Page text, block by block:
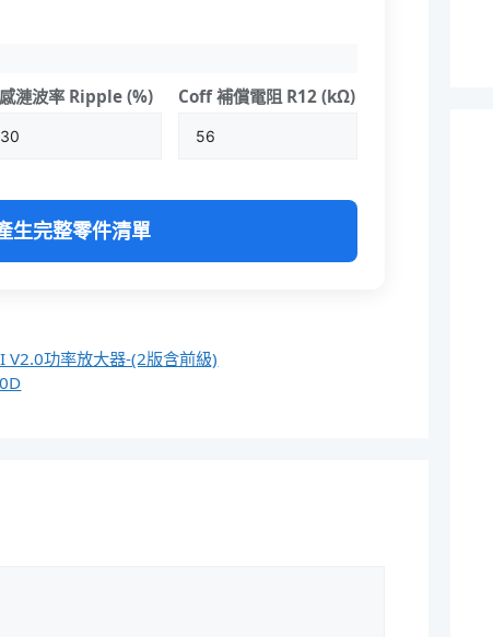
漣波率 Ripple (%) Coff 補償電阻 R12 (kΩ)
生完整零件清單
功率放大器-(2版含前級)